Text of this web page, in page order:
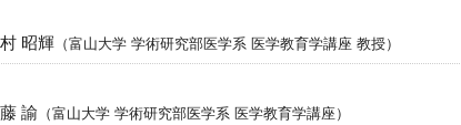
昭輝 （富山大学 学術研究部医学系 医学教育学講座 教授）
諭 （富山大学 学術研究部医学系 医学教育学講座）